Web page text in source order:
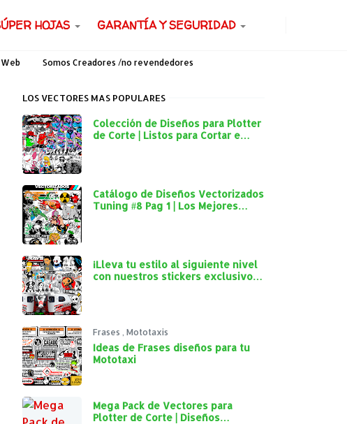
HOJAS GARANTÍA Y SEGURIDAD
Somos Creadores /no revendedores
LOS VECTORES MAS POPULARES
Colección de Diseños para Plotter
de Corte | Listos para Cortar e
Catálogo de Diseños Vectorizados
Tuning #8 Pag 1 | Los Mejores
¡Lleva tu estilo al siguiente nivel
con nuestros stickers exclusivos
Frases , Mototaxis
Ideas de Frases diseños para tu
Mototaxi
Mega Pack de Vectores para
Plotter de Corte | Diseños